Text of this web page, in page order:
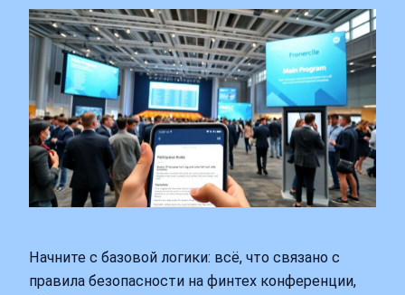
Начните с базовой логики: всё, что связано с
правила безопасности на финтех конференции,